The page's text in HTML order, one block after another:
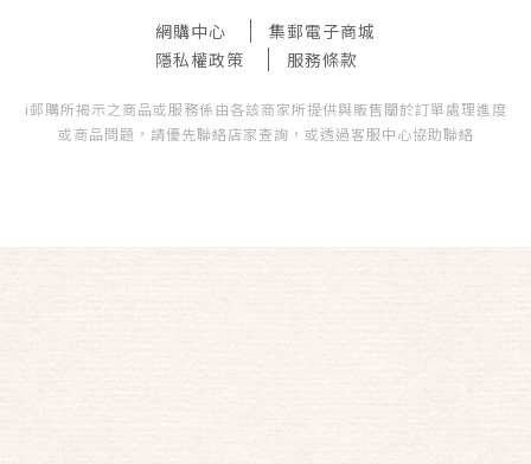
網購中心
集郵電子商城
隱私權政策
服務條款
i郵購所揭示之商品或服務係由各該商家所提供與販售關於訂單處理進度
或商品問題，請優先聯絡店家查詢，或透過客服中心協助聯絡